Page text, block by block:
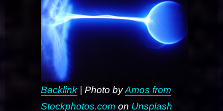
Backlink | Photo byAmos from
Stockphotos.com on Unsplash